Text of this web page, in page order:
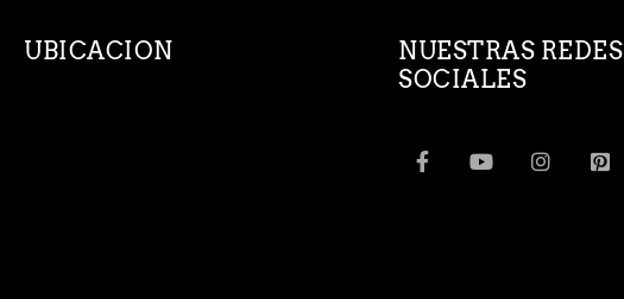
UBICACION
NUESTRAS REDES
SOCIALES